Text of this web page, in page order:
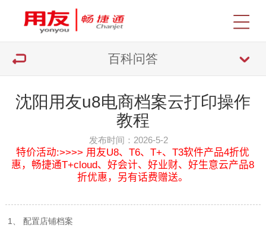
百科问答
沈阳用友u8电商档案云打印操作
教程
发布时间：2026-5-2
特价活动:>>>> 用友U8、T6、T+、T3软件产品4折优
惠，畅捷通T+cloud、好会计、好业财、好生意云产品8
折优惠，另有话费赠送。
1、 配置店铺档案